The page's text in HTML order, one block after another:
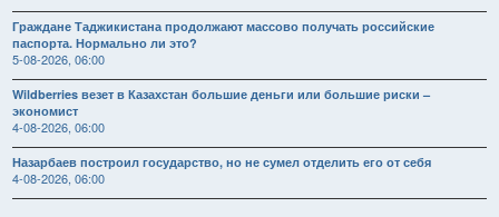
Граждане Таджикистана продолжают массово получать российские
паспорта. Нормально ли это?
5-08-2026, 06:00
Wildberries везет в Казахстан большие деньги или большие риски –
экономист
4-08-2026, 06:00
Назарбаев построил государство, но не сумел отделить его от себя
4-08-2026, 06:00